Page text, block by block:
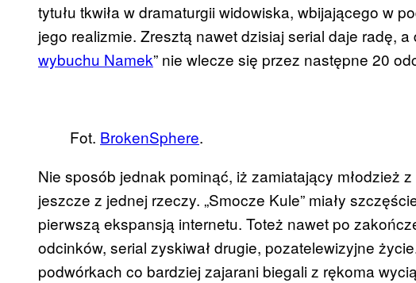
tytułu tkwiła w dramaturgii widowiska, wbijającego w
jego realizmie. Zresztą nawet dzisiaj serial daje radę, a
wybuchu Namek” nie wlecze się przez następne 20
Fot. BrokenSphere.
Nie sposób jednak pominąć, iż zamiatający młodzież
jeszcze z jednej rzeczy. „Smocze Kule” miały
pierwszą ekspansją internetu. Toteż nawet po
odcinków, serial zyskiwał drugie, pozatelewizyjne
podwórkach co bardziej zajarani biegali z rękoma